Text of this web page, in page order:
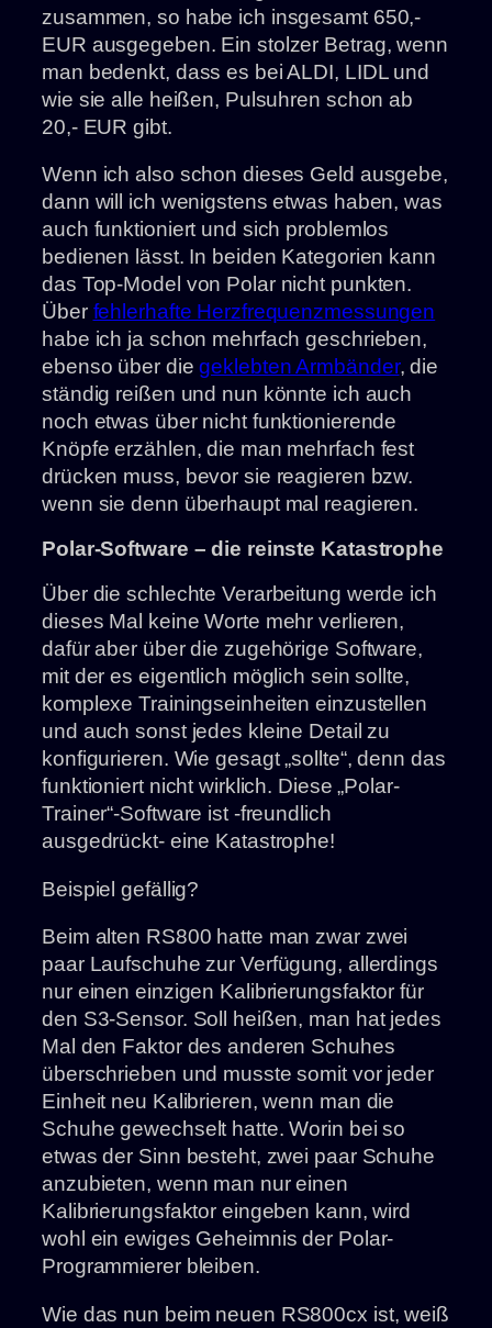
zusammen, so habe ich insgesamt 650,-
EUR ausgegeben. Ein stolzer Betrag, wenn
man bedenkt, dass es bei ALDI, LIDL und
wie sie alle heißen, Pulsuhren schon ab
20,- EUR gibt.
Wenn ich also schon dieses Geld ausgebe,
dann will ich wenigstens etwas haben, was
auch funktioniert und sich problemlos
bedienen lässt. In beiden Kategorien kann
das Top-Model von Polar nicht punkten.
Über fehlerhafte Herzfrequenzmessungen
habe ich ja schon mehrfach geschrieben,
ebenso über diegeklebten Armbänder, die
ständig reißen und nun könnte ich auch
noch etwas über nicht funktionierende
Knöpfe erzählen, die man mehrfach fest
drücken muss, bevor sie reagieren bzw.
wenn sie denn überhaupt mal reagieren.
Polar-Software – die reinste Katastrophe
Über die schlechte Verarbeitung werde ich
dieses Mal keine Worte mehr verlieren,
dafür aber über die zugehörige Software,
mit der es eigentlich möglich sein sollte,
komplexe Trainingseinheiten einzustellen
und auch sonst jedes kleine Detail zu
konfigurieren. Wie gesagt „sollte“, denn das
funktioniert nicht wirklich. Diese „Polar-
Trainer“-Software ist -freundlich
ausgedrückt- eine Katastrophe!
Beispiel gefällig?
Beim alten RS800 hatte man zwar zwei
paar Laufschuhe zur Verfügung, allerdings
nur einen einzigen Kalibrierungsfaktor für
den S3-Sensor. Soll heißen, man hat jedes
Mal den Faktor des anderen Schuhes
überschrieben und musste somit vor jeder
Einheit neu Kalibrieren, wenn man die
Schuhe gewechselt hatte. Worin bei so
etwas der Sinn besteht, zwei paar Schuhe
anzubieten, wenn man nur einen
Kalibrierungsfaktor eingeben kann, wird
wohl ein ewiges Geheimnis der Polar-
Programmierer bleiben.
Wie das nun beim neuen RS800cx ist, weiß